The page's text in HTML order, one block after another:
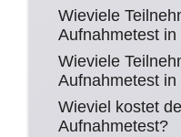
Wieviele
Aufnahmetest
Wieviele
Aufnahmetest
Wieviel kostet
Aufnahmetest?